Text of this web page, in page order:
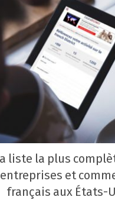
liste la plus
entreprises et
français aux États-